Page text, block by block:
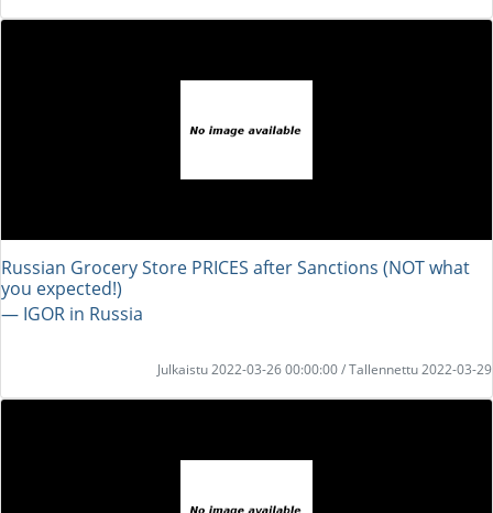
Russian Grocery Store PRICES after Sanctions (NOT what
you expected!)
― IGOR in Russia
Julkaistu 2022-03-26 00:00:00 / Tallennettu 2022-03-29